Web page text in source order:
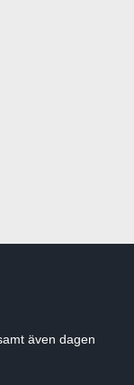
även dagen